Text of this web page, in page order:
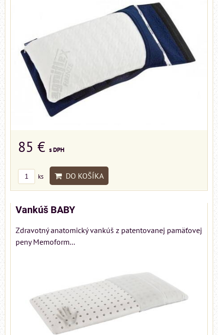
85 € s DPH
ks DO KOŠÍKA
Vankúš BABY
Zdravotný anatomický vankúš z patentovanej pamäťovej
peny Memoform...